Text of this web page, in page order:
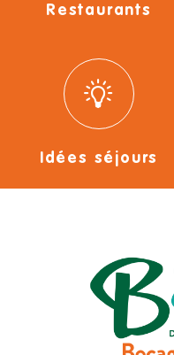
Restaurants
Idées séjours